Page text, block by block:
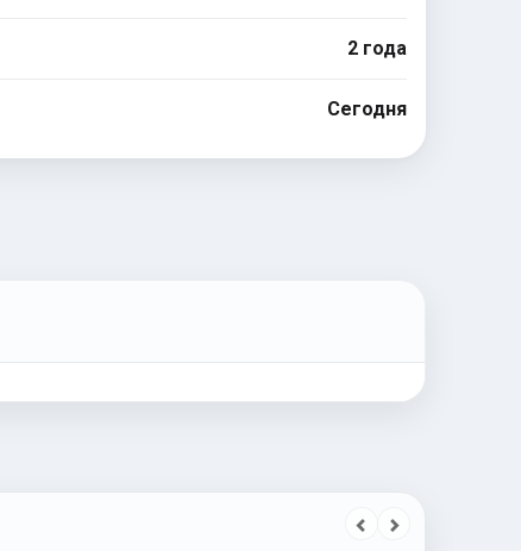
2 года
Сегодня